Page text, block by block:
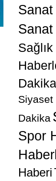
Dakika
Siyaset
Dakika
Spor
Haberi